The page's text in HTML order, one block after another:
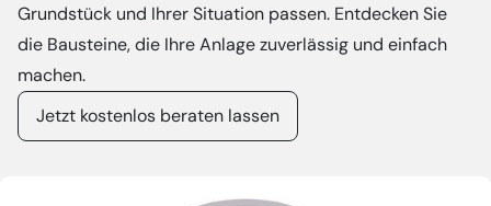
Grundstück und Ihrer Situation passen. Entdecken Sie
die Bausteine, die Ihre Anlage zuverlässig und einfach
machen.
Jetzt kostenlos beraten lassen